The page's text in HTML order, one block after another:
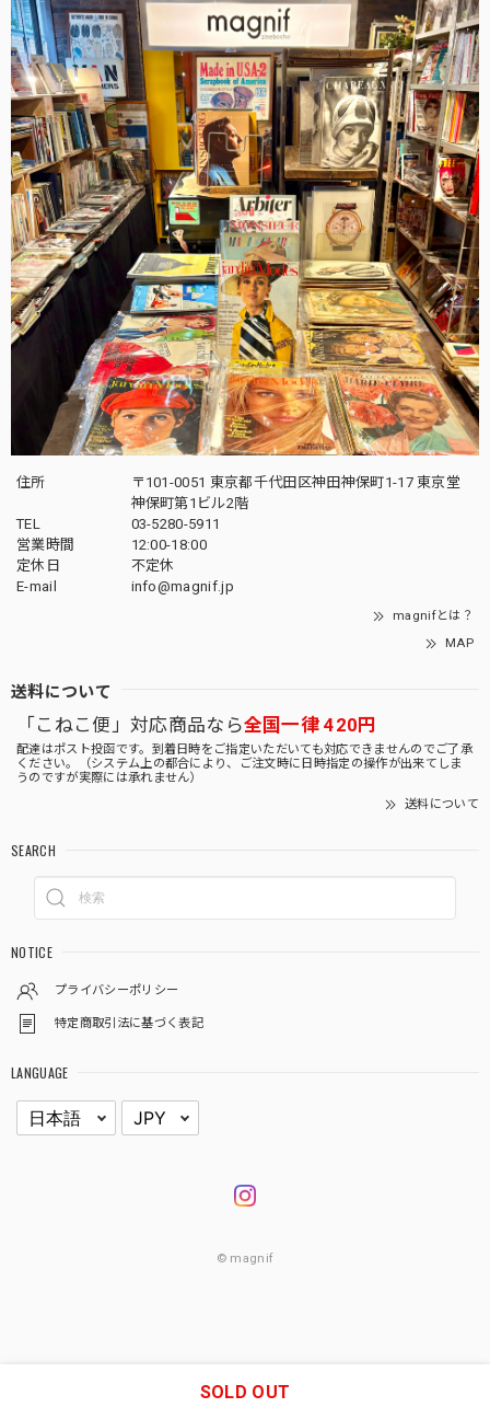
住所
〒101-0051 東京都千代田区神田神保町1-17 東京堂
神保町第1ビル2階
TEL
03-5280-5911
営業時間
12:00-18:00
定休日
不定休
E-mail
info@magnif.jp
magnifとは？
MAP
送料について
「こねこ便」対応商品なら全国一律 420円
配達はポスト投函です。到着日時をご指定いただいても対応できませんのでご了承
ください。（システム上の都合により、ご注文時に日時指定の操作が出来てしま
うのですが実際には承れません）
送料について
SEARCH
NOTICE
プライバシーポリシー
特定商取引法に基づく表記
LANGUAGE
© magnif
SOLD OUT